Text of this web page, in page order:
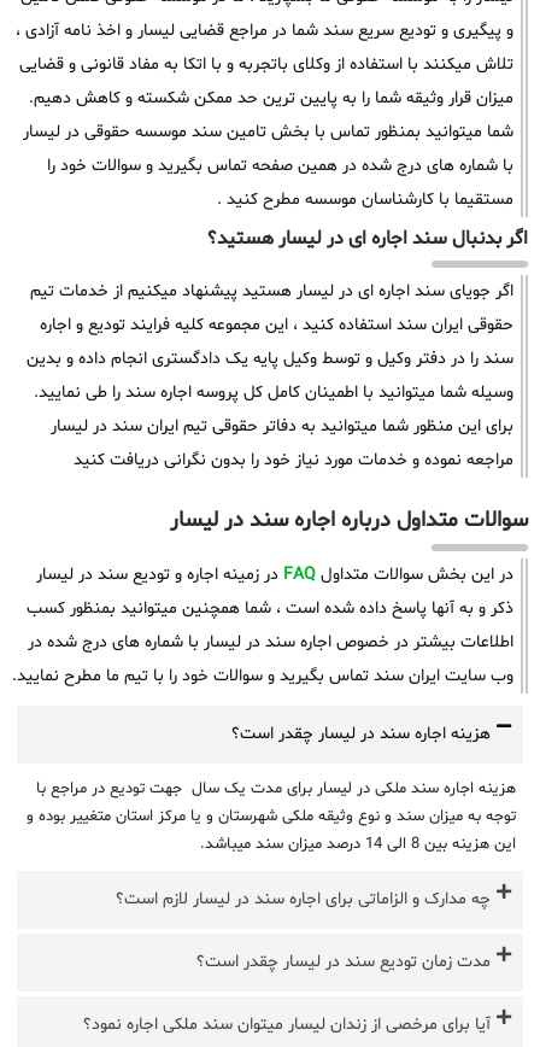
و پیگیری و تودیع سریع سند شما در مراجع قضایی لیسار و اخذ نامه آزادی ،
تلاش میکنند با استفاده از وکلای باتجربه و با اتکا به مفاد قانونی و قضایی
میزان قرار وثیقه شما را به پایین ترین حد ممکن شکسته و کاهش دهیم.
شما میتوانید بمنظور تماس با بخش تامین سند موسسه حقوقی در لیسار
با شماره های درج شده در همین صفحه تماس بگیرید و سوالات خود را
مستقیما با کارشناسان موسسه مطرح کنید .
اگر بدنبال سند اجاره ای در لیسار هستید؟
اگر جویای سند اجاره ای در لیسار هستید پیشنهاد میکنیم از خدمات تیم
حقوقی ایران سند استفاده کنید ، این مجموعه کلیه فرایند تودیع و اجاره
سند را در دفتر وکیل و توسط وکیل پایه یک دادگستری انجام داده و بدین
وسیله شما میتوانید با اطمینان کامل کل پروسه اجاره سند را طی نمایید.
برای این منظور شما میتوانید به دفاتر حقوقی تیم ایران سند در لیسار
مراجعه نموده و خدمات مورد نیاز خود را بدون نگرانی دریافت کنید
سوالات متداول درباره اجاره سند در لیسار
در این بخش سوالات متداول FAQ در زمینه اجاره و تودیع سند در لیسار
ذکر و به آنها پاسخ داده شده است ، شما همچنین میتوانید بمنظور کسب
اطلاعات بیشتر در خصوص اجاره سند در لیسار با شماره های درج شده در
وب سایت ایران سند تماس بگیرید و سوالات خود را با تیم ما مطرح نمایید.
هزینه اجاره سند در لیسار چقدر است؟
هزینه اجاره سند ملکی در لیسار برای مدت یک سال جهت تودیع در مراجع با
توجه به میزان سند و نوع وثیقه ملکی شهرستان و یا مرکز استان متغییر بوده و
این هزینه بین 8 الی 14 درصد میزان سند میباشد.
چه مدارک و الزاماتی برای اجاره سند در لیسار لازم است؟
مدت زمان تودیع سند در لیسار چقدر است؟
آیا برای مرخصی از زندان لیسار میتوان سند ملکی اجاره نمود؟